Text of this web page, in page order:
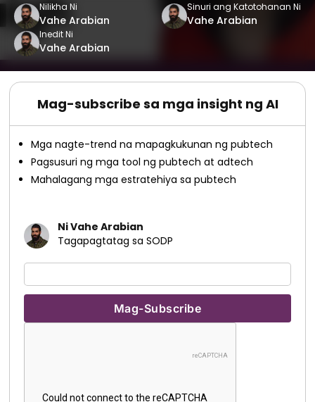
Nilikha Ni
Vahe Arabian
Sinuri ang Katotohanan Ni
Vahe Arabian
Inedit Ni
Vahe Arabian
Mag-subscribe sa mga insight ng AI
Mga nagte-trend na mapagkukunan ng pubtech
Pagsusuri ng mga tool ng pubtech at adtech
Mahalagang mga estratehiya sa pubtech
Ni Vahe Arabian
Tagapagtatag sa SODP